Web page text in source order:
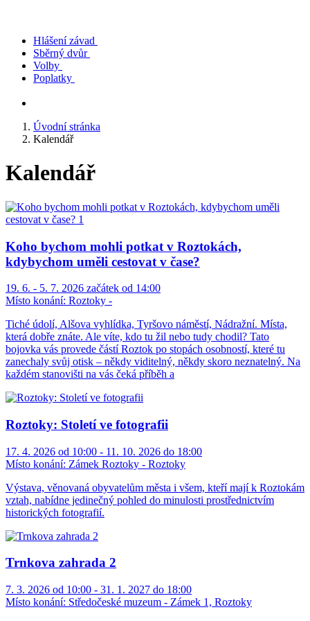
Hlášení závad
Sběrný dvůr
Volby
Poplatky
Úvodní stránka
Kalendář
Kalendář
Koho bychom mohli potkat v Roztokách,
kdybychom uměli cestovat v čase?
19. 6. - 5. 7. 2026 začátek od 14:00
Místo konání: Roztoky -
Tiché údolí, Alšova vyhlídka, Tyršovo náměstí, Nádražní. Místa,
která dobře znáte. Ale víte, kdo tu žil nebo tudy chodil? Tato
bojovka vás provede částí Roztok po stopách osobností, které tu
zanechaly svůj otisk – někdy viditelný, někdy skoro neznatelný. Na
každém stanovišti na vás čeká příběh a
Roztoky: Století ve fotografii
17. 4. 2026 od 10:00 - 11. 10. 2026 do 18:00
Místo konání: Zámek Roztoky - Roztoky
Výstava, věnovaná obyvatelům města i všem, kteří mají k Roztokám
vztah, nabídne jedinečný pohled do minulosti prostřednictvím
historických fotografií.
Trnkova zahrada 2
7. 3. 2026 od 10:00 - 31. 1. 2027 do 18:00
Místo konání: Středočeské muzeum - Zámek 1, Roztoky